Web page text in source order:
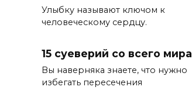
Улыбку называют ключом к
человеческому сердцу.
15 суеверий со всего мира
Вы наверняка знаете, что нужно
избегать пересечения